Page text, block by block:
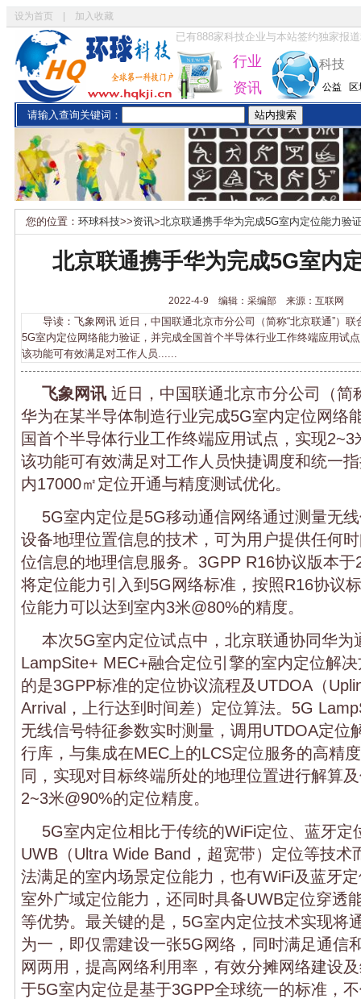
设为首页 加入收藏
已有888家科技企业与本站签约独家报
行业
资讯
科技
公益
请输入查询关键词：
您的位置： 环球科技>>资讯>北京联通携手华为完成5G室内定位能力验
北京联通携手华为完成5G室内
2022-4-9 编辑：采编部 来源：互联网
导读：飞象网讯 近日，中国联通北京市分公司（简称“北京联通”）联
5G室内定位网络能力验证，并完成全国首个半导体行业工作终端应用试
该功能可有效满足对工作人员......
飞象网讯 近日，中国联通北京市分公司（简
华为在某半导体制造行业完成5G室内定位网络
国首个半导体行业工作终端应用试点，实现
该功能可有效满足对工作人员快捷调度和统一
内17000㎡定位开通与精度测试优化。
5G室内定位是5G移动通信网络通过测量无
设备地理位置信息的技术，可为用户提供任何
位信息的地理信息服务。3GPP R16协议版本
将定位能力引入到5G网络标准，按照R16协议
位能力可以达到室内3米@80%的精度。
本次5G室内定位试点中，北京联通协同华为
LampSite+ MEC+融合定位引擎的室内定位解
的是3GPP标准的定位协议流程及UTDOA（
Arrival，上行达到时间差）定位算法。5G
无线信号特征参数实时测量，调用UTDOA定位
行库，与集成在MEC上的LCS定位服务的高精
同，实现对目标终端所处的地理位置进行解算
2~3米@90%的定位精度。
5G室内定位相比于传统的WiFi定位、蓝牙定
UWB（Ultra Wide Band，超宽带）定位等技术
法满足的室内场景定位能力，也有WiFi及蓝牙
室外广域定位能力，还同时具备UWB定位穿透
等优势。最关键的是，5G室内定位技术实现将
为一，即仅需建设一张5G网络，同时满足通信
网两用，提高网络利用率，有效分摊网络建设
于5G室内定位是基于3GPP全球统一的标准，